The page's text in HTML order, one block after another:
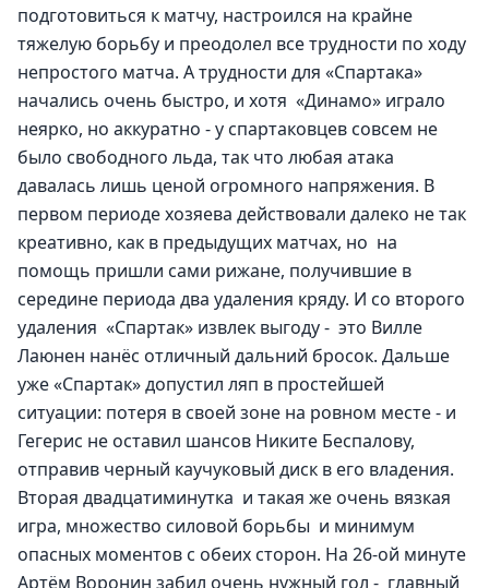
подготовиться к матчу, настроился на крайне
тяжелую борьбу и преодолел все трудности по ходу
непростого матча. А трудности для «Спартака»
начались очень быстро, и хотя  «Динамо» играло
неярко, но аккуратно - у спартаковцев совсем не
было свободного льда, так что любая атака
давалась лишь ценой огромного напряжения. В
первом периоде хозяева действовали далеко не так
креативно, как в предыдущих матчах, но  на
помощь пришли сами рижане, получившие в
середине периода два удаления кряду. И со второго
удаления  «Спартак» извлек выгоду -  это Вилле
Лаюнен нанёс отличный дальний бросок. Дальше
уже «Спартак» допустил ляп в простейшей
ситуации: потеря в своей зоне на ровном месте - и
Гегерис не оставил шансов Никите Беспалову,
отправив черный каучуковый диск в его владения.
Вторая двадцатиминутка  и такая же очень вязкая
игра, множество силовой борьбы  и минимум
опасных моментов с обеих сторон. На 26-ой минуте
Артём Воронин забил очень нужный гол -  главный